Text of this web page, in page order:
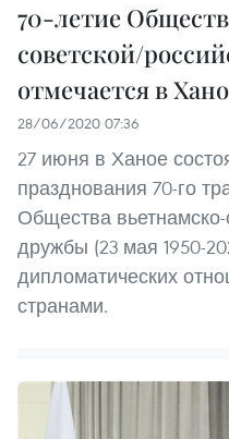
70-летие
советской/
отмечается в
28/06/2020 07:36
27 июня в Ханое
празднования 70-го
Общества
дружбы (23 мая 1950-
дипломатических
странами.